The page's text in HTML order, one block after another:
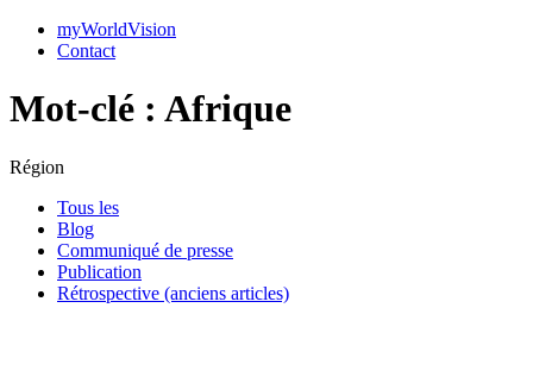
myWorldVision
Contact
Mot-clé : Afrique
Région
Tous les
Blog
Communiqué de presse
Publication
Rétrospective (anciens articles)